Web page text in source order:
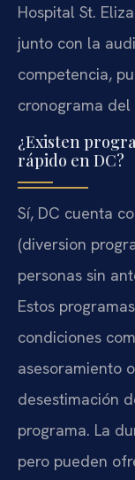
Hospital St.
junto con la
competencia,
cronograma del
¿Existen
rápido en DC?
Sí, DC cuenta
(diversion
personas sin
Estos
condiciones
asesoramiento
desestimación
programa. La
pero pueden